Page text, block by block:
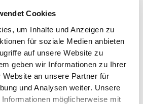
Cookies
um Inhalte und Anzeigen zu
für soziale Medien anbieten
auf unsere Website zu
geben wir Informationen zu Ihrer
Website an unsere Partner für
und Analysen weiter. Unsere
möglicherweise mit
und übernimmt nun das
und Transfer. Der
war von 2021 bis 2025
Bundestages, wo er als
für Bildung, Forschung und
sowie als Sprecher der
für Forschung,